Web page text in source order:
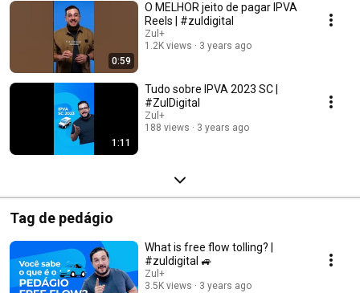
0:59
O MELHOR jeito de pagar IPVA
Reels | #zuldigital
Zul+
1.2K views
3 years ago
1:11
Tudo sobre IPVA 2023 SC |
#ZulDigital
Zul+
188 views
3 years ago
Tag de pedágio
What is free flow tolling? |
#zuldigital 🚙
Zul+
3.5K views
3 years ago